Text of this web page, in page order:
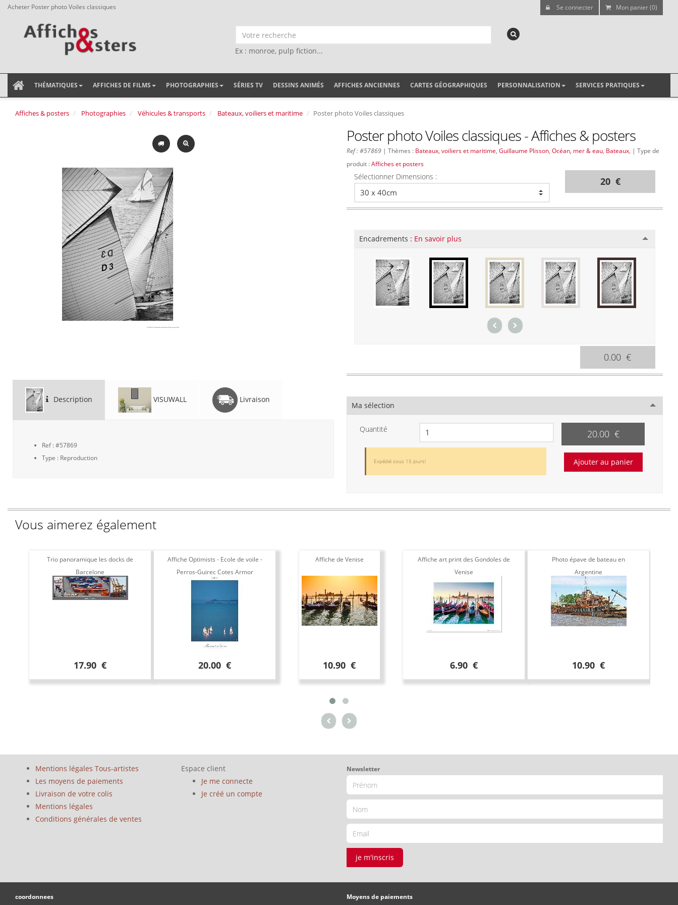
Acheter Poster photo Voiles classiques Se connecter Mon panier (0)
Ex : monroe, pulp fiction...
THÉMATIQUES AFFICHES DE FILMS PHOTOGRAPHIES SÉRIES TV DESSINS ANIMÉS AFFICHES ANCIENNES CARTES GÉOGRAPHIQUES PERSONNALISATION SERVICES PRATIQUES
Affiches & posters Photographies Véhicules & transports Bateaux, voiliers et maritime Poster photo Voiles classiques
Description VISUWALL Livraison
Ref : #57869
Type : Reproduction
Poster photo Voiles classiques - Affiches & posters
Ref : #57869 | Thèmes : Bateaux, voiliers et maritime Guillaume Plisson Océan, mer & eau Bateaux , | Type de
produit :Affiches et posters
Sélectionner Dimensions : 20 €
Encadrements : En savoir plus
0.00 €
Ma sélection
Quantité 20.00 €
Expédié sous 15 jours!
Vous aimerez également
Trio panoramique les docks de
Barcelone
17.90 €
Affiche Optimists - Ecole de voile -
Perros-Guirec Cotes Armor
20.00 €
Affiche de Venise
10.90 €
Affiche art print des Gondoles de
Venise
6.90 €
Photo épave de bateau en
Argentine
10.90 €
Mentions légales Tous-artistes
Les moyens de paiements
Livraison de votre colis
Mentions légales
Conditions générales de ventes
Espace client
Je me connecte
Je créé un compte
Newsletter
je m'inscris
coordonnees Moyens de paiements